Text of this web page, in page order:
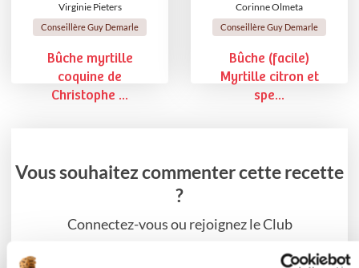
Virginie Pieters
Conseillère Guy Demarle
Bûche myrtille
coquine de
Christophe ...
Corinne Olmeta
Conseillère Guy Demarle
Bûche (facile)
Myrtille citron et
spe...
Vous souhaitez commenter cette recette
?
Connectez-vous ou rejoignez le Club